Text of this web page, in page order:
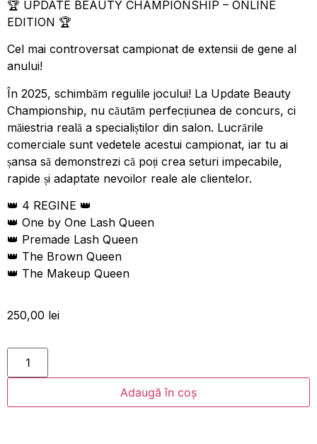
🏆 UPDATE BEAUTY CHAMPIONSHIP – ONLINE
EDITION 🏆
Cel mai controversat campionat de extensii de gene al
anului!
În 2025, schimbăm regulile jocului! La Update Beauty
Championship, nu căutăm perfecțiunea de concurs, ci
măiestria reală a specialiștilor din salon. Lucrările
comerciale sunt vedetele acestui campionat, iar tu ai
șansa să demonstrezi că poți crea seturi impecabile,
rapide și adaptate nevoilor reale ale clientelor.
👑 4 REGINE 👑
👑 One by One Lash Queen
👑 Premade Lash Queen
👑 The Brown Queen
👑 The Makeup Queen
250,00 lei
Adaugă în coș